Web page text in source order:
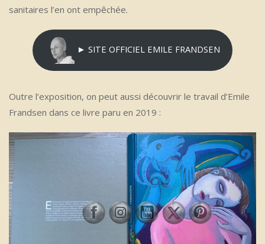
sanitaires l’en ont empêchée.
► SITE OFFICIEL EMILE FRANDSEN
Outre l’exposition, on peut aussi découvrir le travail d’Emile
Frandsen dans ce livre paru en 2019 :